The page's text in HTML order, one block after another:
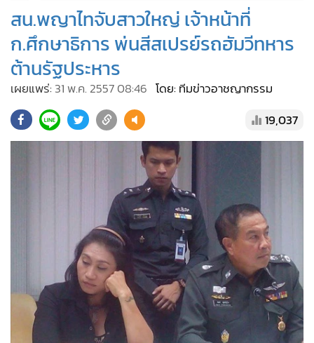
ผู้จัดการรายวัน
• คอลัมนิสต์
• ละคร
• CbizReview
• Cyber BIZ
• ผู้จัดกวน
• Good health & Well-being
• กีฬา
ต่างประเทศ
Special Scoop
สน.พญาไทจับสาวใหญ่ เจ้าหน้าที่
ก.ศึกษาธิการ พ่นสีสเปรย์รถฮัมวีทหาร
ต้านรัฐประหาร
เผยแพร่: 31 พ.ค. 2557 08:46 โดย: ทีมข่าวอาชญากรรม
19,037